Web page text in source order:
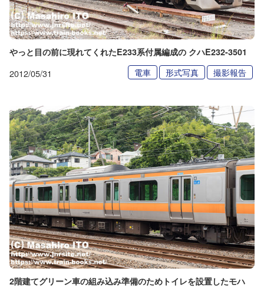
やっと目の前に現れてくれたE233系付属編成の クハE232-3501
2012/05/31 電車 形式写真 撮影報告
2階建てグリーン車の組み込み準備のためトイレを設置したモハ